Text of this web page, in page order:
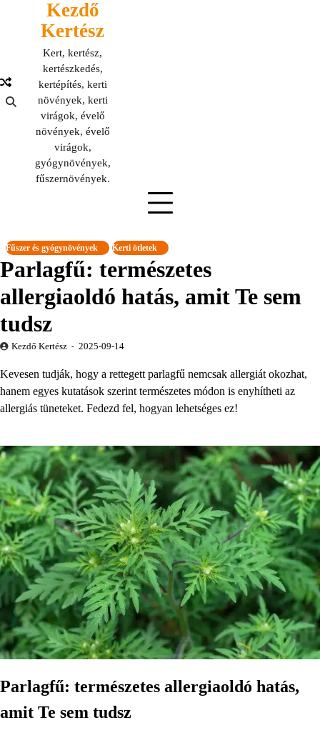
Kezdő
Kertész
Kert, kertész,
kertészkedés,
kertépítés, kerti
növények, kerti
virágok, évelő
növények, évelő
virágok,
gyógynövények,
fűszernövények.
Fűszer és gyógynövények Kerti ötletek
Parlagfű: természetes
allergiaoldó hatás, amit Te sem
tudsz
Kezdő Kertész 2025-09-14
Kevesen tudják, hogy a rettegett parlagfű nemcsak allergiát okozhat,
hanem egyes kutatások szerint természetes módon is enyhítheti az
allergiás tüneteket. Fedezd fel, hogyan lehetséges ez!
Parlagfű: természetes allergiaoldó hatás,
amit Te sem tudsz